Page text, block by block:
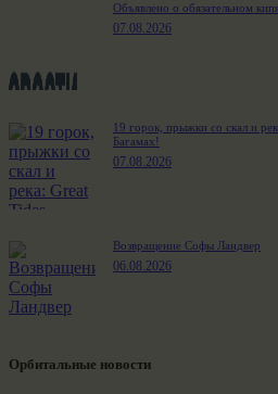
Объявлено о обязательном
07.08.2026
19 горок, прыжки со скал и
Багамах!
07.08.2026
Возвращение Софы Ландвер
06.08.2026
Орбитальные новости